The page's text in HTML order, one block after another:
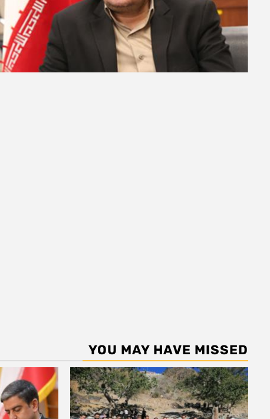
YOU MAY HAVE MISSED